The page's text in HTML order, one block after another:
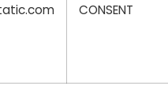
CONSENT